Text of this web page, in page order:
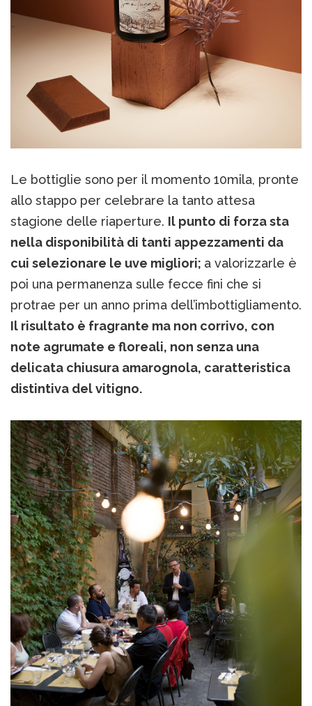
Le bottiglie sono per il momento 10mila, pronte
allo stappo per celebrare la tanto attesa
stagione delle riaperture. Il punto di forza sta
nella disponibilità di tanti appezzamenti da
cui selezionare le uve migliori; a valorizzarle è
poi una permanenza sulle fecce fini che si
protrae per un anno prima dell’imbottigliamento.
Il risultato è fragrante ma non corrivo, con
note agrumate e floreali, non senza una
delicata chiusura amarognola, caratteristica
distintiva del vitigno.